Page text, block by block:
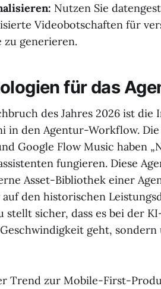
Nutzen Sie
Videobotschaften für
zu generieren.
für das
des Jahres 2026 ist
in den Agentur-Workflow.
Google Flow Music haben
fungieren. Diese
Asset-Bibliothek einer
den historischen
stellt sicher, dass es bei der
geht,
Trend zur Mobile-First-